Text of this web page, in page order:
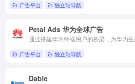
广告平台 独立站导航
Petal Ads 华为全球广告
广告平台 独立站导航
Dable